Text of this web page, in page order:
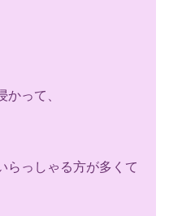
って、
らっしゃる方が多くて